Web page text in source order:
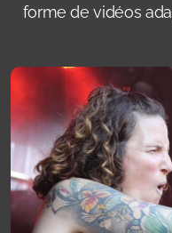
forme de vidéos